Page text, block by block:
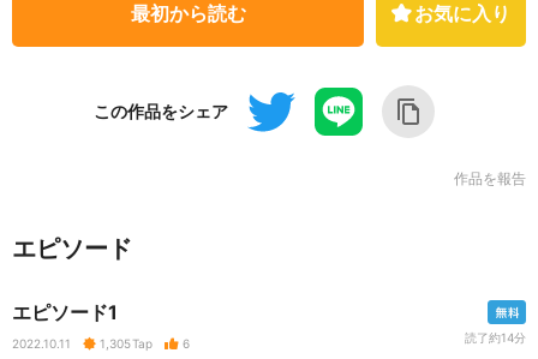
最初から読む お気に入り
この作品をシェア
作品を報告
エピソード
エピソード1
2022.10.11 1,305Tap 6 読了約14分